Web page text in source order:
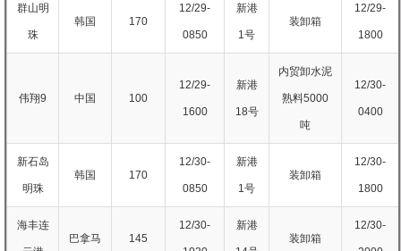
群山明
珠
韩国 170
12/29-
0850
新港
1号
装卸箱
12/29-
1800
伟翔9 中国 100
12/29-
1600
新港
18号
内贸卸水泥
熟料5000
吨
12/30-
0400
新石岛
明珠
韩国 170
12/30-
0850
新港
1号
装卸箱
12/30-
1800
海丰连
巴拿马 145
12/30- 新港
装卸箱
12/30-